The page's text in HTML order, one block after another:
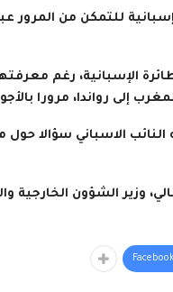
للتمكن من المرور عبر
الإسبانية، رغم معرفتها
إلى رواندا، مرورا
الاسباني سؤالا حول
وزير الشؤون الخارجية